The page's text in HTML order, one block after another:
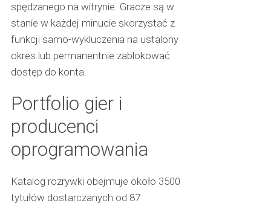
spędzanego na witrynie. Gracze są w
stanie w każdej minucie skorzystać z
funkcji samo-wykluczenia na ustalony
okres lub permanentnie zablokować
dostęp do konta.
Portfolio gier i
producenci
oprogramowania
Katalog rozrywki obejmuje około 3500
tytułów dostarczanych od 87